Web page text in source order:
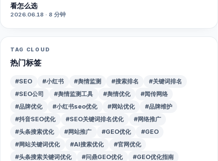
看怎么选
2026.06.18 · 8 分钟
TAG CLOUD
热门标签
#SEO #小红书 #舆情监测 #搜索排名
#关键词排名
#SEO公司
#舆情监测工具 #舆情优化
#闻传网络
#品牌优化
#小红书seo优化 #网站优化
#品牌维护
#抖音SEO优化
#SEO关键词排名优化
#网络推广
#头条搜索优化
#网站推广 #GEO优化
#GEO
#网站关键词优化
#AI搜索优化
#官网优化
#头条搜索关键词优化
#问鼎GEO优化
#GEO优化指南